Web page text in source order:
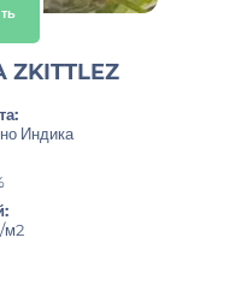
ZKITTLEZ
Индика
м2